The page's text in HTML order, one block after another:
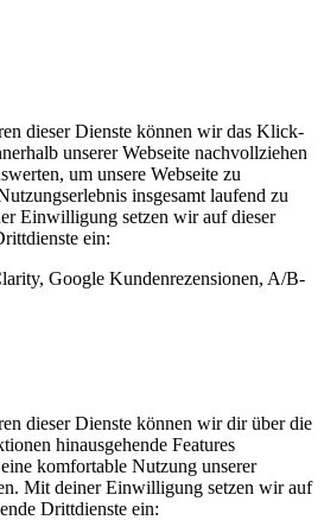
dieser Dienste können wir das Klick-
unserer Webseite nachvollziehen
um unsere Webseite zu
insgesamt laufend zu
Einwilligung setzen wir auf dieser
ein:
Google Kundenrezensionen, A/B-
dieser Dienste können wir dir über die
hinausgehende Features
komfortable Nutzung unserer
Mit deiner Einwilligung setzen wir auf
Drittdienste ein: